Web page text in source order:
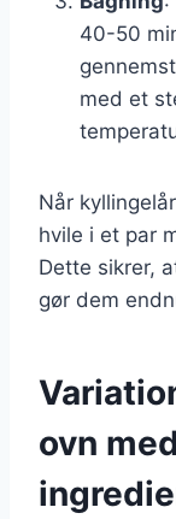
40-50
med et
Når
hvile i et par
Dette sikrer,
gør dem
ovn